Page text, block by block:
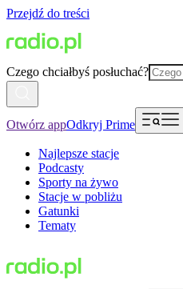
Przejdź do treści
Czego chciałbyś posłuchać?
Otwórz appOdkryj Prime
Najlepsze stacje
Podcasty
Sporty na żywo
Stacje w pobliżu
Gatunki
Tematy